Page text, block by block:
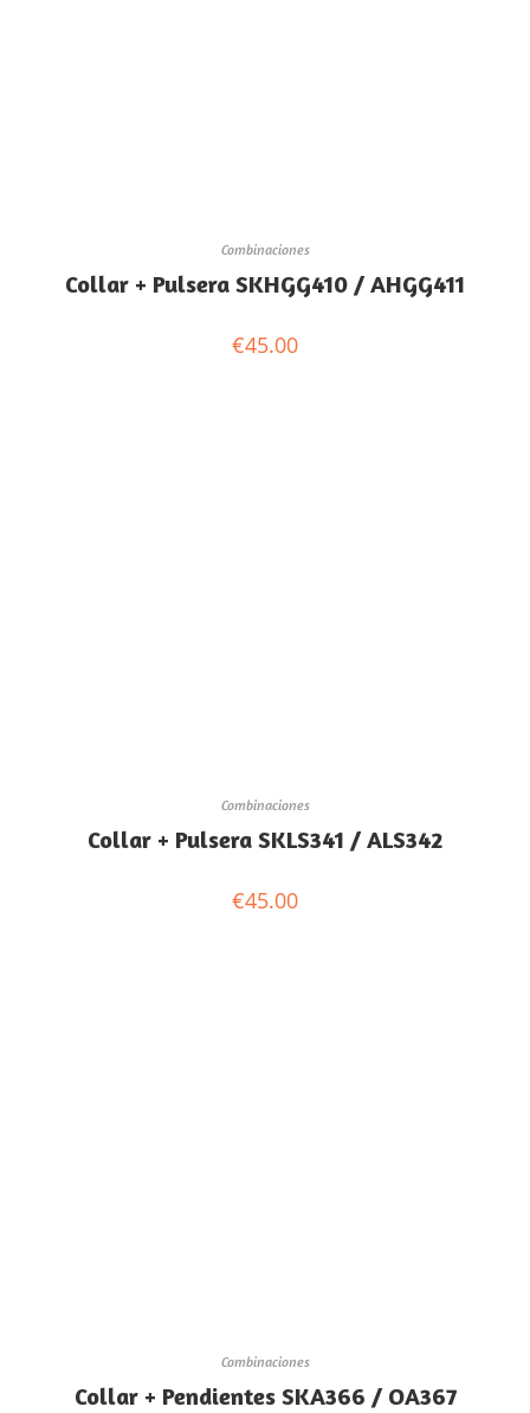
Combinaciones
Collar + Pulsera SKHGG410 / AHGG411
€45.00
Combinaciones
Collar + Pulsera SKLS341 / ALS342
€45.00
Combinaciones
Collar + Pendientes SKA366 / OA367